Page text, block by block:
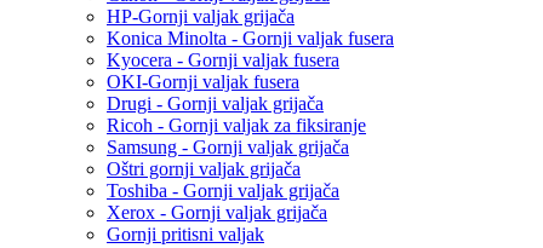
HP-Gornji valjak grijača
Konica Minolta - Gornji valjak fusera
Kyocera - Gornji valjak fusera
OKI-Gornji valjak fusera
Drugi - Gornji valjak grijača
Ricoh - Gornji valjak za fiksiranje
Samsung - Gornji valjak grijača
Oštri gornji valjak grijača
Toshiba - Gornji valjak grijača
Xerox - Gornji valjak grijača
Gornji pritisni valjak